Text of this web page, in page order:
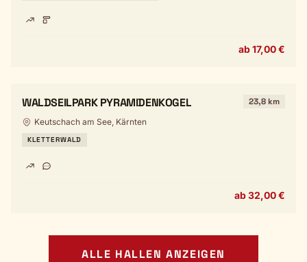
ab 17,00 €
WALDSEILPARK PYRAMIDENKOGEL 23,8 km
Keutschach am See, Kärnten
KLETTERWALD
ab 32,00 €
ALLE HALLEN ANZEIGEN